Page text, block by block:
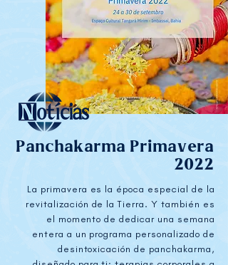
Panchakarma Primavera
2022
La primavera es la época especial de la
revitalización de la Tierra. Y también es
el momento de dedicar una semana
entera a un programa personalizado de
desintoxicación de panchakarma,